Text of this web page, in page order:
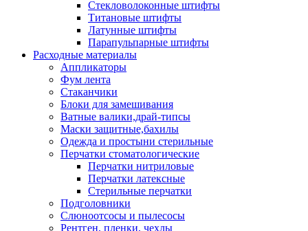
Стекловолоконные штифты
Титановые штифты
Латунные штифты
Парапульпарные штифты
Расходные материалы
Аппликаторы
Фум лента
Стаканчики
Блоки для замешивания
Ватные валики,драй-типсы
Маски защитные,бахилы
Одежда и простыни стерильные
Перчатки стоматологические
Перчатки нитриловые
Перчатки латексные
Стерильные перчатки
Подголовники
Слюноотсосы и пылесосы
Рентген, пленки, чехлы